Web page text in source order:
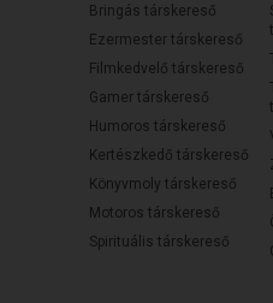
Bringás társkereső
Ezermester társkereső
Filmkedvelő társkereső
Gamer társkereső
Humoros társkereső
Kertészkedő társkereső
Könyvmoly társkereső
Motoros társkereső
Spirituális társkereső